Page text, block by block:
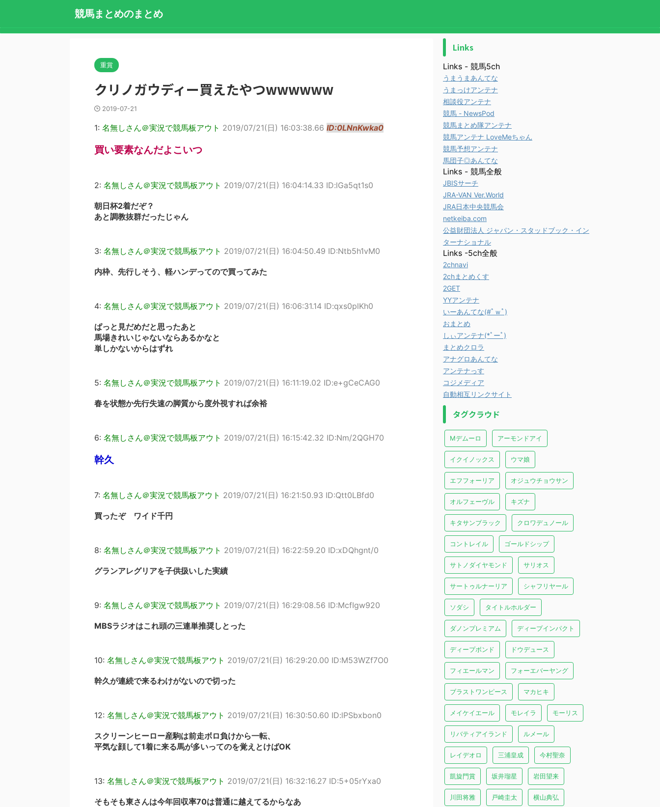
競馬まとめのまとめ
重賞
クリノガウディー買えたやつwwwwww
2019-07-21
1: 名無しさん＠実況で競馬板アウト 2019/07/21(日) 16:03:38.66 ID:0LNnKwka0
買い要素なんだよこいつ
2: 名無しさん＠実況で競馬板アウト 2019/07/21(日) 16:04:14.33 ID:lGa5qt1s0
朝日杯2着だぞ？
あと調教抜群だったじゃん
3: 名無しさん＠実況で競馬板アウト 2019/07/21(日) 16:04:50.49 ID:Ntb5h1vM0
内枠、先行しそう、軽ハンデってので買ってみた
4: 名無しさん＠実況で競馬板アウト 2019/07/21(日) 16:06:31.14 ID:qxs0plKh0
ぱっと見だめだと思ったあと
馬場きれいじゃないならあるかなと
単しかないからはずれ
5: 名無しさん＠実況で競馬板アウト 2019/07/21(日) 16:11:19.02 ID:e+gCeCAG0
春を状態か先行失速の脚質から度外視すれば余裕
6: 名無しさん＠実況で競馬板アウト 2019/07/21(日) 16:15:42.32 ID:Nm/2QGH70
幹久
7: 名無しさん＠実況で競馬板アウト 2019/07/21(日) 16:21:50.93 ID:Qtt0LBfd0
買ったぞ ワイド千円
8: 名無しさん＠実況で競馬板アウト 2019/07/21(日) 16:22:59.20 ID:xDQhgnt/0
グランアレグリアを子供扱いした実績
9: 名無しさん＠実況で競馬板アウト 2019/07/21(日) 16:29:08.56 ID:McfIgw920
MBSラジオはこれ頭の三連単推奨しとった
10: 名無しさん＠実況で競馬板アウト 2019/07/21(日) 16:29:20.00 ID:M53WZf7O0
幹久が連続で来るわけがないので切った
12: 名無しさん＠実況で競馬板アウト 2019/07/21(日) 16:30:50.60 ID:lPSbxbon0
スクリーンヒーロー産駒は前走ボロ負けから一転、
平気な顔して1着に来る馬が多いってのを覚えとけばOK
13: 名無しさん＠実況で競馬板アウト 2019/07/21(日) 16:32:16.27 ID:5+05rYxa0
そもそも東さんは今年回収率70は普通に越えてるからなあ
Links
Links - 競馬5ch
うまうまあんてな
うまっけアンテナ
相談役アンテナ
競馬 - NewsPod
競馬まとめ隊アンテナ
競馬アンテナ LoveMeちゃん
競馬予想アンテナ
馬団子◎あんてな
Links - 競馬全般
JBISサーチ
JRA-VAN Ver.World
JRA日本中央競馬会
netkeiba.com
公益財団法人 ジャパン・スタッドブック・イン
ターナショナル
Links -5ch全般
2chnavi
2chまとめくす
2GET
YYアンテナ
いーあんてな(#ﾟｗﾟ)
おまとめ
しぃアンテナ(*ﾟーﾟ)
まとめクロラ
アナグロあんてな
アンテナっす
コジメディア
自動相互リンクサイト
タグクラウド
Mデムーロ アーモンドアイ
イクイノックス ウマ娘
エフフォーリア オジュウチョウサン
オルフェーヴル キズナ
キタサンブラック クロワデュノール
コントレイル ゴールドシップ
サトノダイヤモンド サリオス
サートゥルナーリア シャフリヤール
ソダシ タイトルホルダー
ダノンプレミアム ディープインパクト
ディープボンド ドウデュース
フィエールマン フォーエバーヤング
ブラストワンピース マカヒキ
メイケイエール モレイラ モーリス
リバティアイランド ルメール
レイデオロ 三浦皇成 今村聖奈
凱旋門賞 坂井瑠星 岩田望来
川田将雅 戸崎圭太 横山典弘